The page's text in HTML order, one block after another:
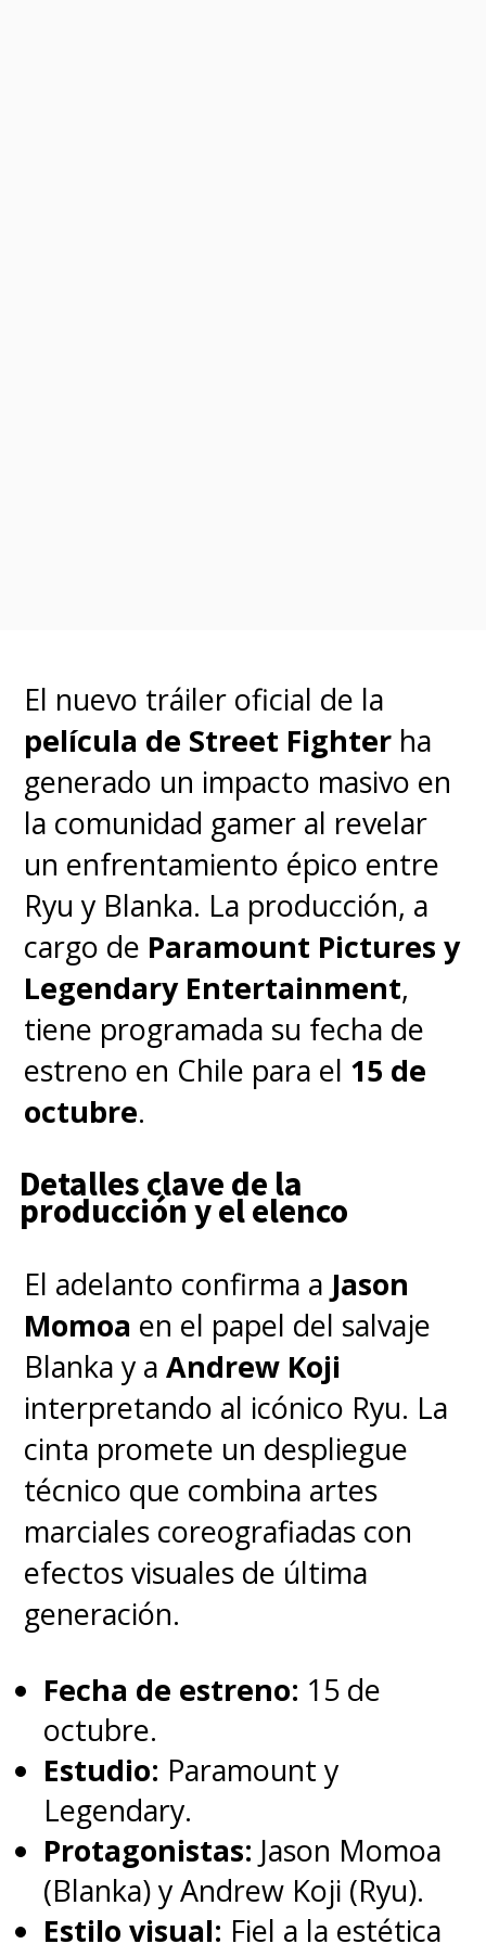
promocionando el box set que
saldrá el 1 de febrero de 2022
ratificando que incluirá
"Ghostbusters I, II, Answer
the Call, Afterlife, y más de 20
horas de material extra".
The#Ghostbusters
Limited Edition 4K Ultra
HD Collection arrives
February 1!⚡
the Call, Afterlife, and 20+
hours of bonus features
come included, along with
a reprint of the rare 1985
book “Making
Ghostbusters.” Pre-Order
Now at
https://t.co/G3wjPobqa1
pic.twitter.com/t4ULlthnL7
— Ghostbusters (@Ghostbusters) December 28, 2021
De esta manera, el set
incluirá "Ghostbusters",
"Ghostbusters II" and
"Ghostbusters: Afterlife" en
4K Ultra HD y Blu-ray, junto
con la copia digital el reinicio
de 2016. Serán ocho discos en
El nuevo tráiler oficial de la
película de Street Fighter ha
generado un impacto masivo en
la comunidad gamer al revelar
un enfrentamiento épico entre
Ryu y Blanka. La producción, a
cargo de Paramount Pictures y
Legendary Entertainment,
tiene programada su fecha de
estreno en Chile para el 15 de
octubre.
Detalles clave de la
producción y el elenco
El adelanto confirma a Jason
Momoa en el papel del salvaje
Blanka y aAndrew Koji
interpretando al icónico Ryu. La
cinta promete un despliegue
técnico que combina artes
marciales coreografiadas con
efectos visuales de última
generación.
Fecha de estreno: 15 de
octubre.
Estudio: Paramount y
Legendary.
Protagonistas: Jason Momoa
(Blanka) y Andrew Koji (Ryu).
Estilo visual: Fiel a la estética